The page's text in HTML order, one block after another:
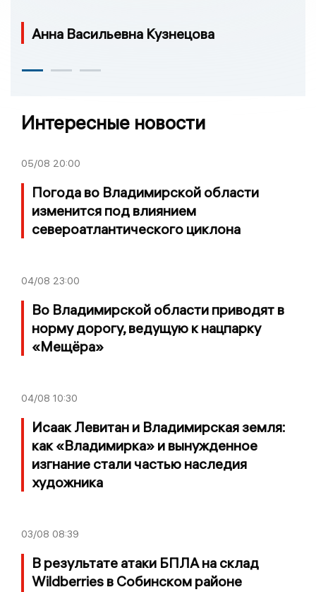
Анна Васильевна Кузнецова
Интересные новости
05/08 20:00
Погода во Владимирской области
изменится под влиянием
североатлантического циклона
04/08 23:00
Во Владимирской области приводят в
норму дорогу, ведущую к нацпарку
«Мещёра»
04/08 10:30
Исаак Левитан и Владимирская земля:
как «Владимирка» и вынужденное
изгнание стали частью наследия
художника
03/08 08:39
В результате атаки БПЛА на склад
Wildberries в Собинском районе